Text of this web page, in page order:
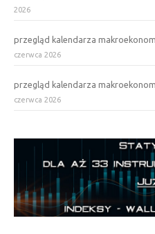
2026
przegląd kalendarza
czerwca 2026
przegląd kalendarza
czerwca 2026